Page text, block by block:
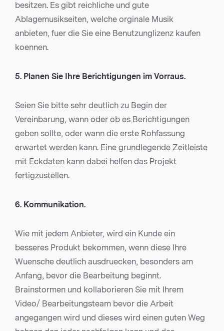
besitzen. Es gibt reichliche und gute
Ablagemusikseiten, welche orginale Musik
anbieten, fuer die Sie eine Benutzunglizenz kaufen
koennen.
5. Planen Sie Ihre Berichtigungen im Vorraus.
Seien Sie bitte sehr deutlich zu Begin der
Vereinbarung, wann oder ob es Berichtigungen
geben sollte, oder wann die erste Rohfassung
erwartet werden kann. Eine grundlegende Zeitleiste
mit Eckdaten kann dabei helfen das Projekt
fertigzustellen.
6. Kommunikation.
Wie mit jedem Anbieter, wird ein Kunde ein
besseres Produkt bekommen, wenn diese Ihre
Wuensche deutlich ausdruecken, besonders am
Anfang, bevor die Bearbeitung beginnt.
Brainstormen und kollaborieren Sie mit Ihrem
Video/ Bearbeitungsteam bevor die Arbeit
angegangen wird und dieses wird einen guten Weg